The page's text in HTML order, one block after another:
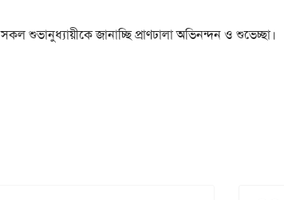
শুভানুধ্যায়ীকে জানাচ্ছি প্রাণঢালা অভিনন্দন ও শুভেচ্ছা।